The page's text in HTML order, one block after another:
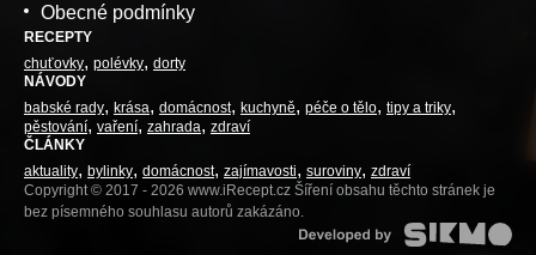
Obecné podmínky
RECEPTY
chuťovky polévky dorty
NÁVODY
babské rady krása domácnost kuchyně péče o tělo tipy a triky
pěstování vaření zahrada
zdraví
ČLÁNKY
aktuality bylinky domácnost zajímavosti suroviny zdraví
Copyright © 2017 - 2026 www.iRecept.cz Šíření obsahu těchto stránek je
bez písemného souhlasu autorů zakázáno.